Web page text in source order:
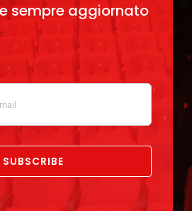
sempre aggiornato
SUBSCRIBE